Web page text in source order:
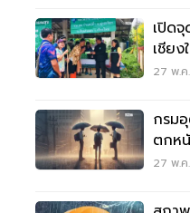
เปิด
เชีย
27 พ.
กรม
ตกห
27 พ.